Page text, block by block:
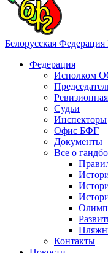
Белорусская Федерация
Федерация
Исполком
Судьи
Инспекторы
Офис БФГ
Документы
Все о
Контакты